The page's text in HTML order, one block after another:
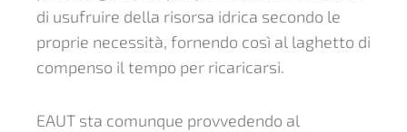
di usufruire della risorsa idrica secondo le
proprie necessità, fornendo così al laghetto di
compenso il tempo per ricaricarsi.
EAUT sta comunque provvedendo al